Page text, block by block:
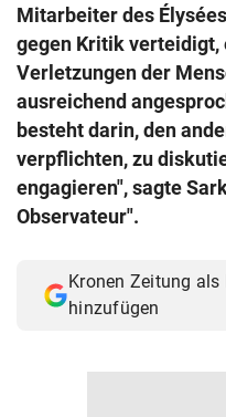
© Krone Multimedia GmbH
Muthgasse 2, 1190 Wien
Mitarbeiter des
gegen Kritik verteidigt,
Verletzungen der
ausreichend
besteht darin, den
verpflichten, zu
engagieren", sagte
Observateur".
Kronen Zeitung als
hinzufügen